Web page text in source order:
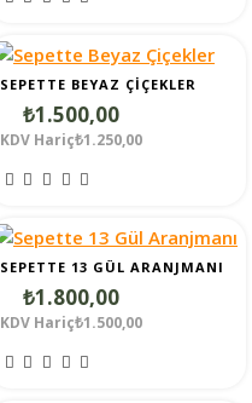
SEPETTE BEYAZ ÇIÇEKLER
₺1.500,00
KDV Hariç₺1.250,00
SEPETTE 13 GÜL ARANJMANI
₺1.800,00
KDV Hariç₺1.500,00